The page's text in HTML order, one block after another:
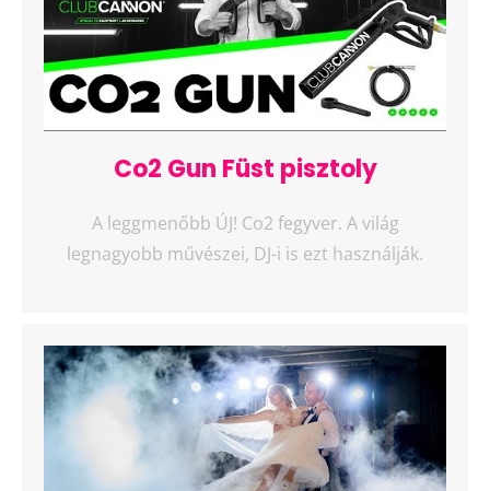
Co2 Gun Füst pisztoly
A leggmenőbb ÚJ! Co2 fegyver. A világ
legnagyobb művészei, DJ-i is ezt használják.